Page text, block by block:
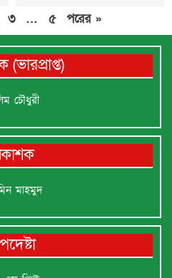
৩ … ৫ পরের »
চৌধুরী
মাহমুদ